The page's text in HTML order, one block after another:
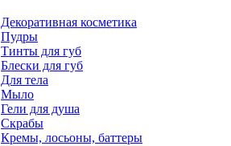
Декоративная косметика
Пудры
Тинты для губ
Блески для губ
Для тела
Мыло
Гели для душа
Скрабы
Кремы, лосьоны, баттеры